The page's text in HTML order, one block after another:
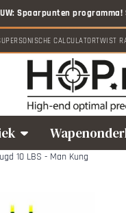
CALCULATORTWIST
10 LBS - Man Kung